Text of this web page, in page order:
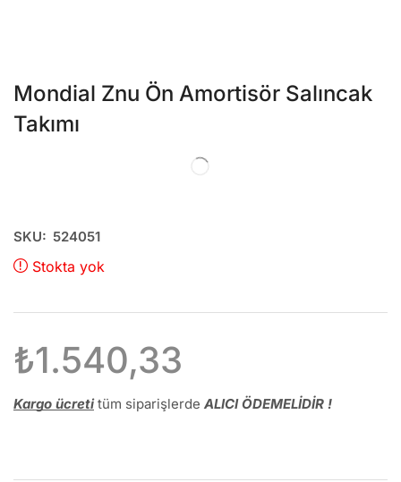
Mondial Znu Ön Amortisör Salıncak
Takımı
SKU: 524051
Stokta yok
₺1.540,33
Kargo ücretitüm siparişlerde ALICI ÖDEMELİDİR !